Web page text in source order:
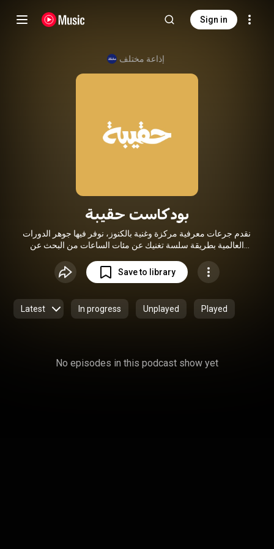
Sign in
إذاعة مختلف
بودكاست حقيبة
نقدم جرعات معرفية مركزة وغنية بالكنوز، نوفر فيها جوهر الدورات
العالمية بطريقة سلسة تغنيك عن مئات الساعات من البحث عن
Save to library
Latest In progress Unplayed Played
No episodes in this podcast show yet